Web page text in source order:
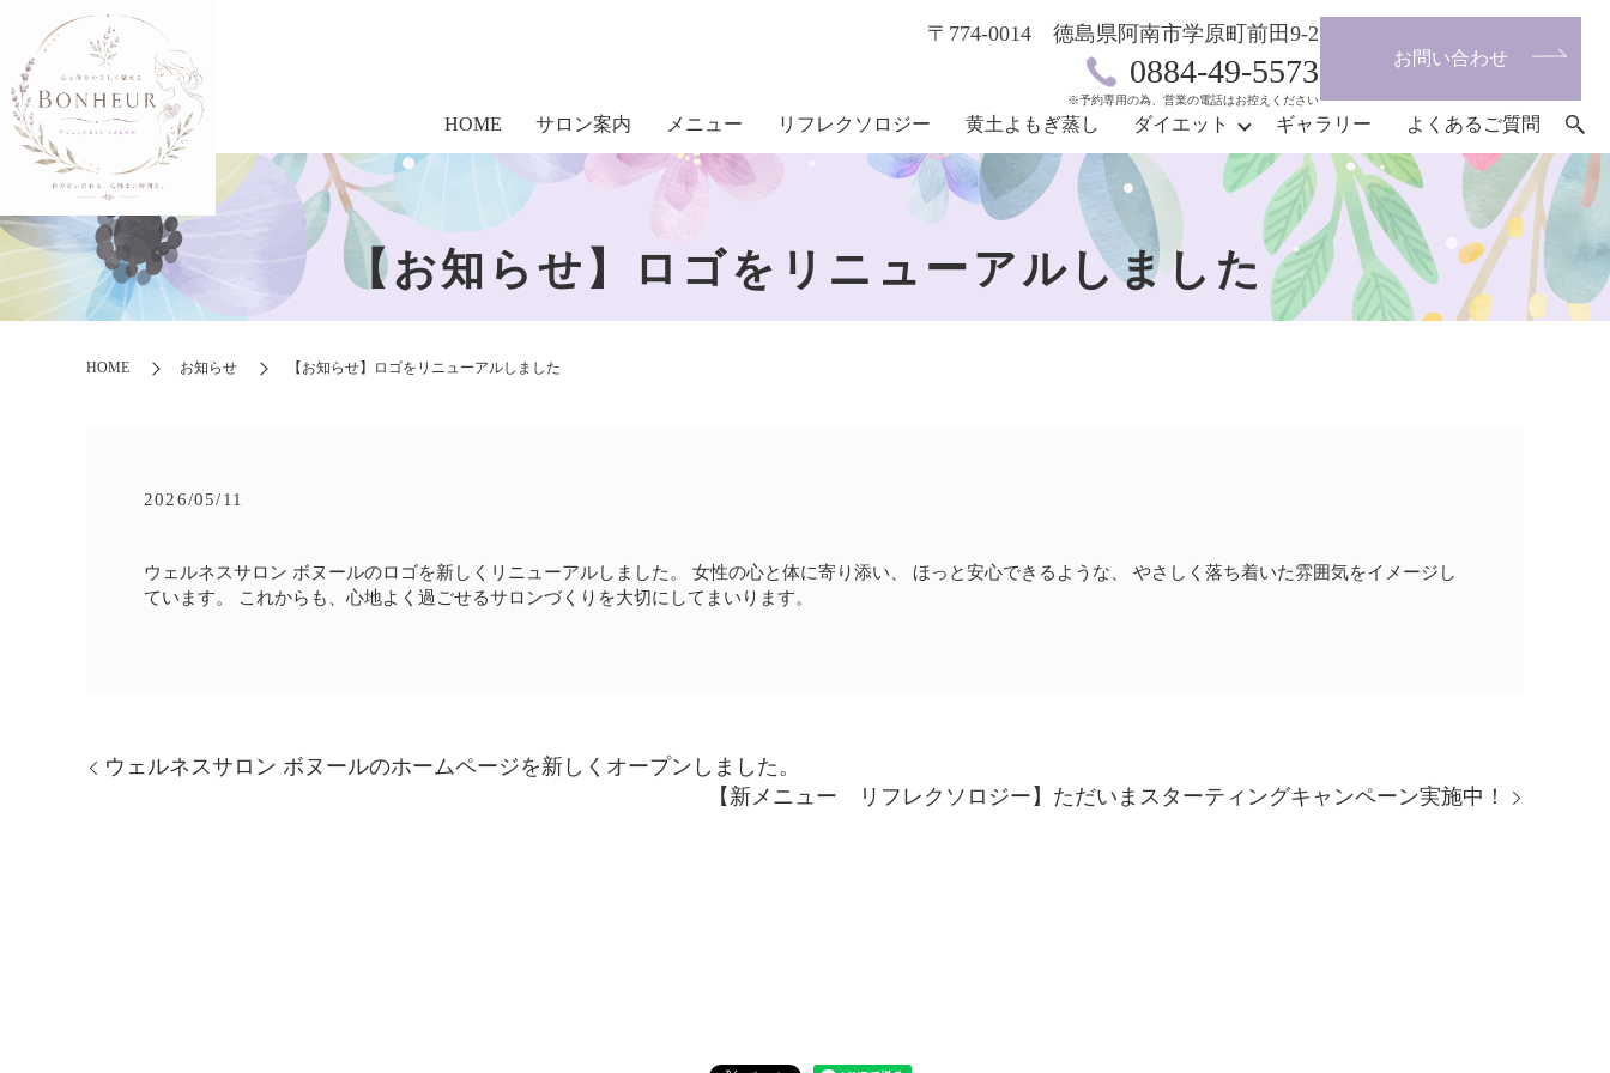
HOME サロン案内 メニュー リフレクソロジー 黄土よもぎ蒸し ダイエット ギャラリー よくあるご質問
〒774-0014 徳島県阿南市学原町前田9-2
0884-49-5573
※予約専用の為、営業の電話はお控えください
お問い合わせ
【お知らせ】ロゴをリニューアルしました
HOME お知らせ 【お知らせ】ロゴをリニューアルしました
2026/05/11
ウェルネスサロン ボヌールのロゴを新しくリニューアルしました。 女性の心と体に寄り添い、 ほっと安心できるような、 やさしく落ち着いた雰囲気をイメージし
ています。 これからも、心地よく過ごせるサロンづくりを大切にしてまいります。
ウェルネスサロン ボヌールのホームページを新しくオープンしました。
【新メニュー リフレクソロジー】ただいまスターティングキャンペーン実施中！